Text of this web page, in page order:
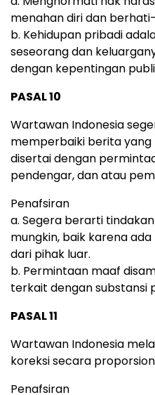
menahan diri dan
b. Kehidupan pribadi
seseorang dan
dengan kepentingan
PASAL 10
Wartawan Indonesia
memperbaiki berita
disertai dengan
pendengar, dan atau
Penafsiran
a. Segera berarti
mungkin, baik karena
dari pihak luar.
b. Permintaan maaf
terkait dengan substansi
PASAL 11
Wartawan Indonesia
koreksi secara
Penafsiran